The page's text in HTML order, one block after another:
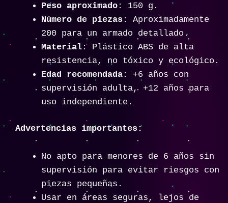
Peso aproximado : 150 g.
Número de piezas : Aproximadamente
200 para un armado detallado.
Material : Plástico ABS de alta
resistencia, no tóxico y ecológico.
Edad recomendada : +6 años con
supervisión adulta, +12 años para
uso independiente.
Advertencias importantes:
No apto para menores de 6 años sin
supervisión para evitar riesgos con
piezas pequeñas.
Usar en áreas seguras, lejos de